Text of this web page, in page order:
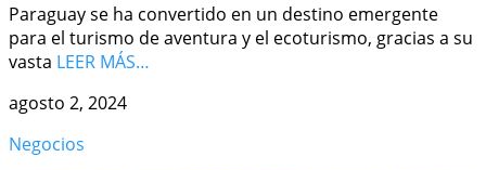
Paraguay se ha convertido en un destino emergente
para el turismo de aventura y el ecoturismo, gracias a su
vasta LEER MÁS…
agosto 2, 2024
Negocios